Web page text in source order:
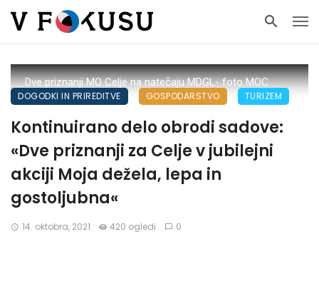
Dve priznanji MO Celje na natečaju MDGL- foto MOC
DOGODKI IN PRIREDITVE GOSPODARSTVO TURIZEM
Kontinuirano delo obrodi sadove:
«Dve priznanji za Celje v jubilejni
akciji Moja dežela, lepa in
gostoljubna«
14. oktobra, 2021 420 ogledi 0